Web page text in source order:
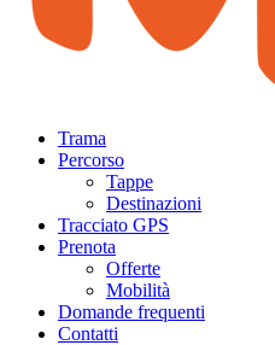
Trama
Percorso
Tappe
Destinazioni
Tracciato GPS
Prenota
Offerte
Mobilità
Domande frequenti
Contatti